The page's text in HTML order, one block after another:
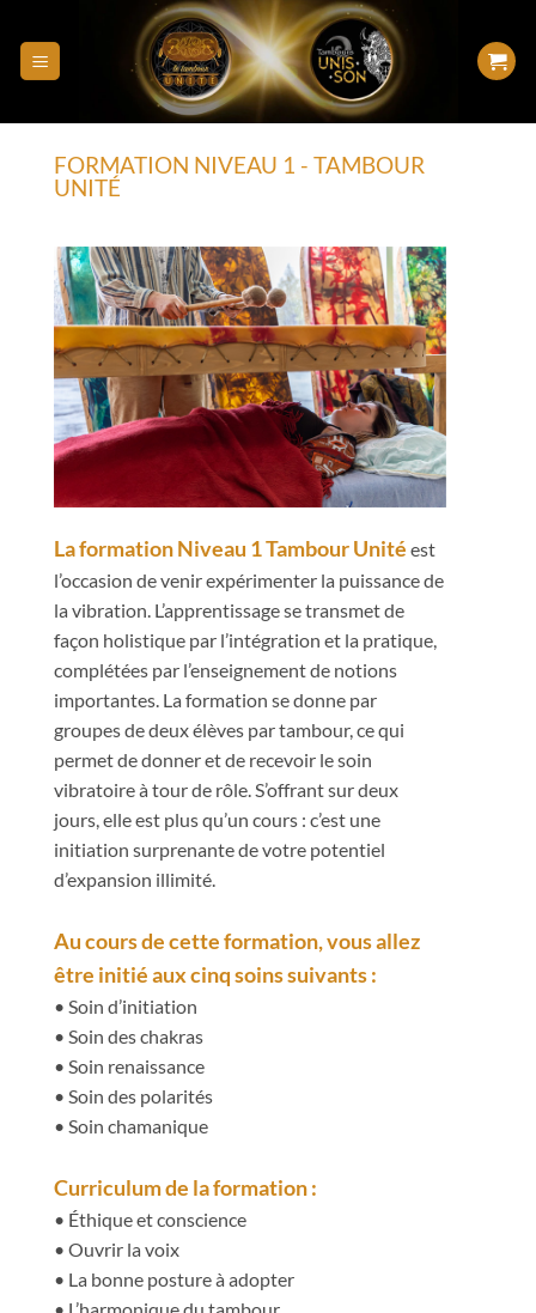
FORMATION NIVEAU 1 - TAMBOUR
UNITÉ
La formation Niveau 1 Tambour Unité est
l’occasion de venir expérimenter la puissance de
la vibration. L’apprentissage se transmet de
façon holistique par l’intégration et la pratique,
complétées par l’enseignement de notions
importantes. La formation se donne par
groupes de deux élèves par tambour, ce qui
permet de donner et de recevoir le soin
vibratoire à tour de rôle. S’offrant sur deux
jours, elle est plus qu’un cours : c’est une
initiation surprenante de votre potentiel
d’expansion illimité.
Au cours de cette formation, vous allez
être initié aux cinq soins suivants :
• Soin d’initiation
• Soin des chakras
• Soin renaissance
• Soin des polarités
• Soin chamanique
Curriculum de la formation :
• Éthique et conscience
• Ouvrir la voix
• La bonne posture à adopter